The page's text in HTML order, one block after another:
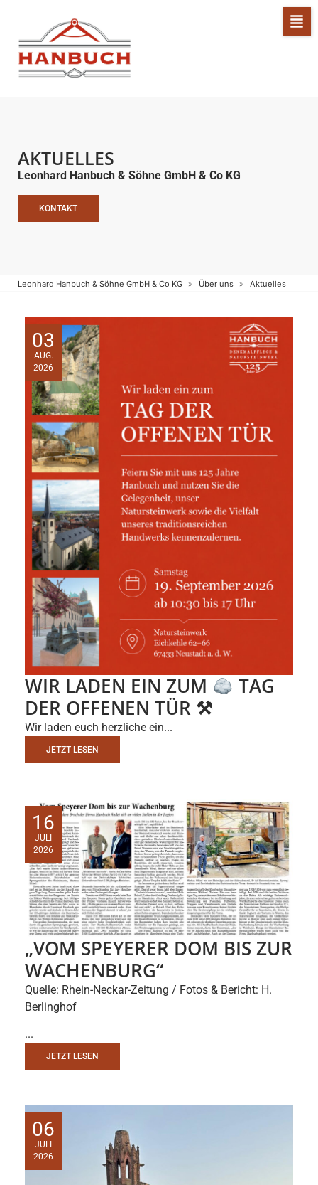
AKTUELLES
Leonhard Hanbuch & Söhne GmbH & Co KG
KONTAKT
Leonhard Hanbuch & Söhne GmbH & Co KG Über uns Aktuelles
03
AUG.
2026
WIR LADEN EIN ZUM
TAG
DER OFFENEN TÜR ⚒
Wir laden euch herzliche ein...
JETZT LESEN
16
JULI
2026
„VOM SPEYERER DOM BIS ZUR
WACHENBURG“
Quelle: Rhein-Neckar-Zeitung / Fotos & Bericht: H.
Berlinghof
...
JETZT LESEN
06
JULI
2026